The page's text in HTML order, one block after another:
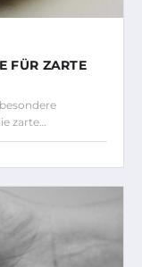
FÜR ZARTE
zarte…